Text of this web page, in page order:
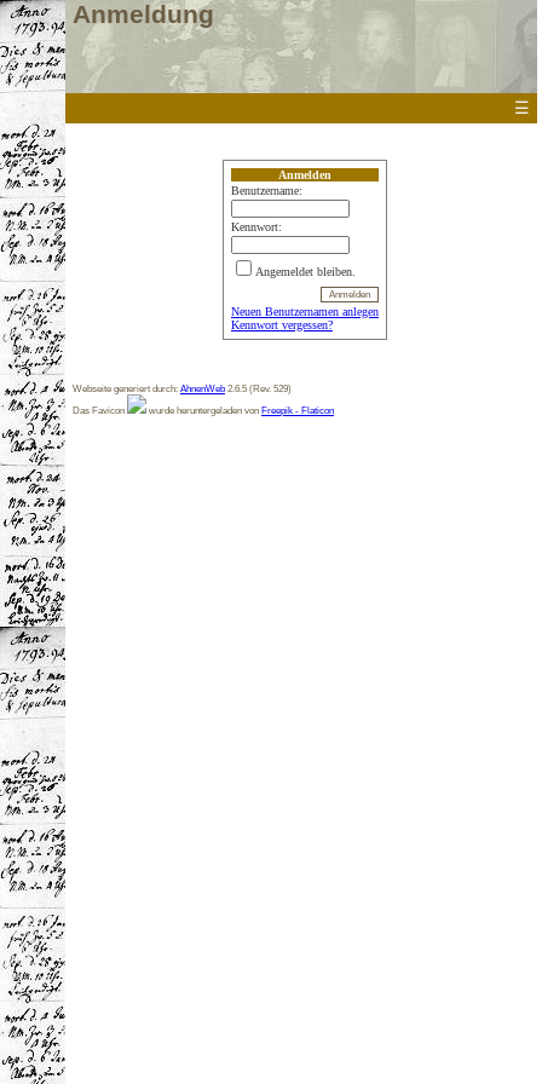
Anmeldung
☰
Anmelden
Benutzername:
Kennwort:
Angemeldet bleiben.
Neuen Benutzernamen anlegen
Kennwort vergessen?
Webseite generiert durch: AhnenWeb 2.6.5 (Rev. 529)
Das Favicon
wurde heruntergeladen von Freepik - Flaticon